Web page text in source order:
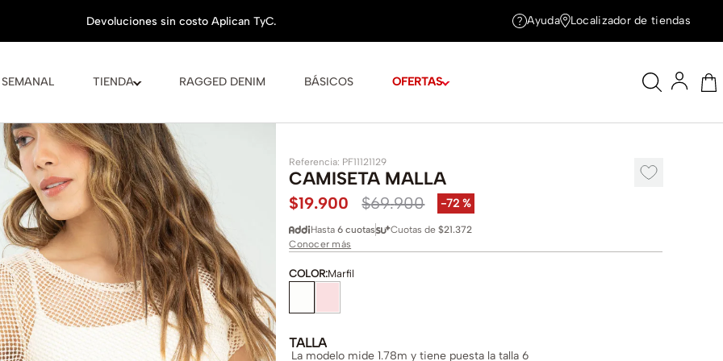
TIENDA RAGGED DENIM BÁSICOS OFERTAS
Ayuda Localizador de tiendas
Referencia: PF11121129
CAMISETA MALLA
$19.900 $69.900 -72 %
Hasta6 cuotas Cuotas de$21.372
Conocer más
COLOR:Marfil
TALLA
La modelo mide 1.78m y tiene puesta la talla 6